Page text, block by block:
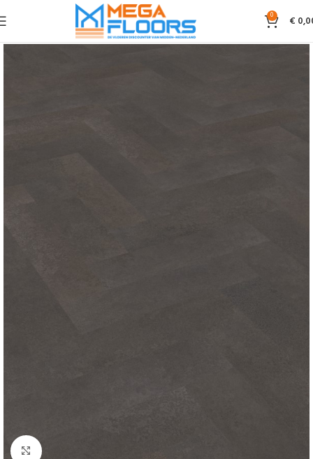
0 €
Click to enlarge